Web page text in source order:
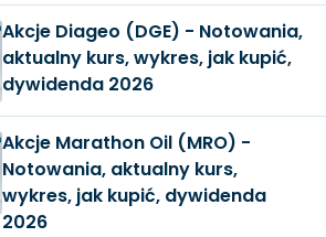
Akcje Diageo (DGE) - Notowania,
aktualny kurs, wykres, jak kupić,
dywidenda 2026
Akcje Marathon Oil (MRO) -
Notowania, aktualny kurs,
wykres, jak kupić, dywidenda
2026